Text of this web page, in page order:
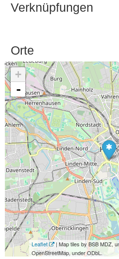
Verknüpfungen
Orte
+
-
Leaflet
| Map tiles by BSB MDZ,
OpenStreetMap, under ODbL.